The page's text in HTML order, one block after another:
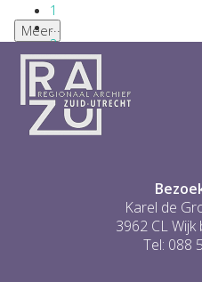
1
...
2
3
4
5
6
...
Meer
Karel de
3962 CL
Tel: 088